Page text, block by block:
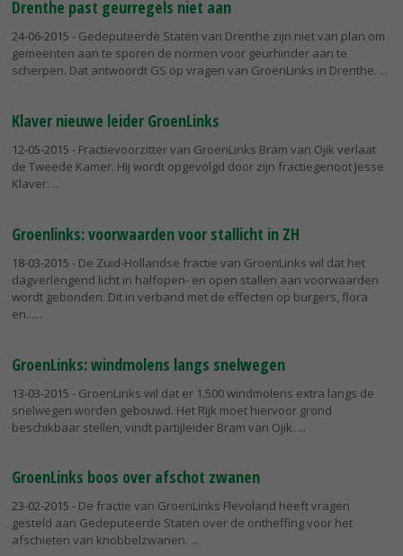
Drenthe past geurregels niet aan
24-06-2015 - Gedeputeerde Staten van Drenthe zijn niet van plan om
gemeenten aan te sporen de normen voor geurhinder aan te
scherpen. Dat antwoordt GS op vragen van GroenLinks in Drenthe.
Klaver nieuwe leider GroenLinks
12-05-2015 - Fractievoorzitter van GroenLinks Bram van Ojik verlaat
de Tweede Kamer. Hij wordt opgevolgd door zijn fractiegenoot Jesse
Klaver.
Groenlinks: voorwaarden voor stallicht in ZH
18-03-2015 - De Zuid-Hollandse fractie van GroenLinks wil dat het
dagverlengend licht in halfopen- en open stallen aan voorwaarden
wordt gebonden. Dit in verband met de effecten op burgers, flora
en...
GroenLinks: windmolens langs snelwegen
13-03-2015 - GroenLinks wil dat er 1.500 windmolens extra langs de
snelwegen worden gebouwd. Het Rijk moet hiervoor grond
beschikbaar stellen, vindt partijleider Bram van Ojik.
GroenLinks boos over afschot zwanen
23-02-2015 - De fractie van GroenLinks Flevoland heeft vragen
gesteld aan Gedeputeerde Staten over de ontheffing voor het
afschieten van knobbelzwanen.